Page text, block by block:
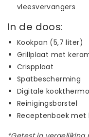
vleesvervangers
In de doos:
Kookpan (5,7 liter)
Grillplaat met
Crispplaat
Spatbescherming
Digitale
Reinigingsborstel
Receptenboek met